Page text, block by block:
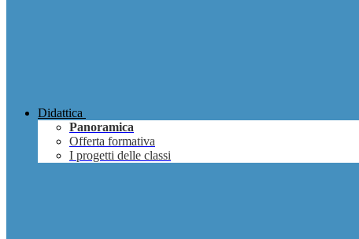
Didattica
Panoramica
Offerta formativa
I progetti delle classi